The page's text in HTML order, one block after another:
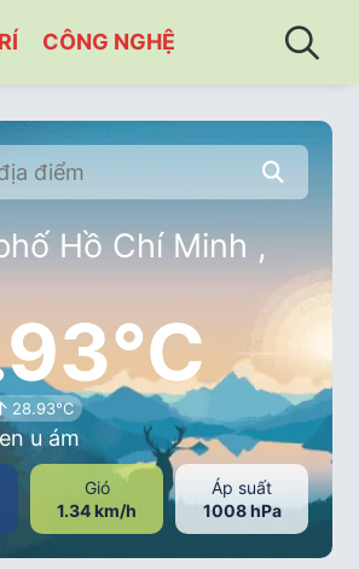
CÔNG NGHỆ
Hồ Chí Minh ,
28.93°C
u ám
Gió
1.34 km/h
Áp suất
1008 hPa